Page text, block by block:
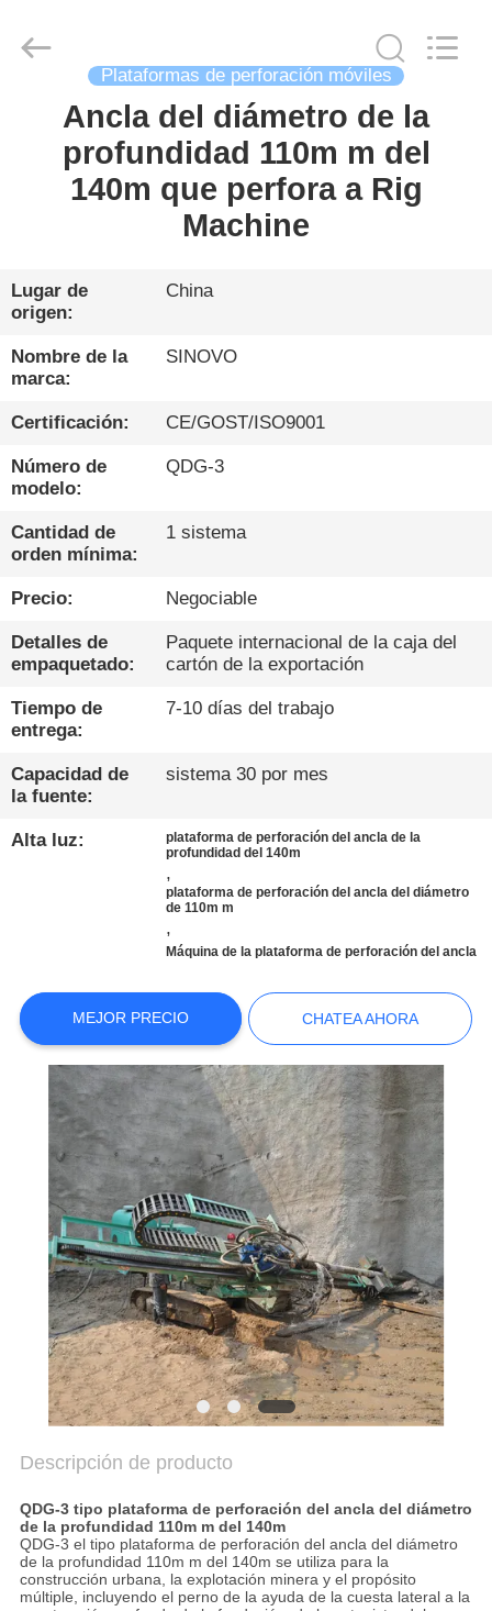
HOGAR
PRODUCTOS
SHOW
SOBRE
NOSOTROS
VIAJE
DE
LA
CONTROL
DE
CALIDAD
ÉNTRENOS
CONTACTO
AHORA
COMPANY
NEWS
MAPA
DEL
SITIO
POLÍTICA
PRIVACIDAD
Sinovo
Heavy
Plataformas de perforación móviles
Ancla del diámetro de la
profundidad 110m m del
140m que perfora a Rig
Machine
Lugar de
origen:
China
Nombre de la
marca:
SINOVO
Certificación: CE/GOST/ISO9001
Número de
modelo:
QDG-3
Cantidad de
orden mínima:
1 sistema
Precio: Negociable
Detalles de
empaquetado:
Paquete internacional de la caja del
cartón de la exportación
Tiempo de
entrega:
7-10 días del trabajo
Capacidad de
la fuente:
sistema 30 por mes
Alta luz:
plataforma de perforación del ancla de la
profundidad del 140m
,
plataforma de perforación del ancla del diámetro
de 110m m
,
Máquina de la plataforma de perforación del ancla
MEJOR PRECIO CHATEA AHORA
Descripción de producto
QDG-3 tipo plataforma de perforación del ancla del diámetro
de la profundidad 110m m del 140m
QDG-3 el tipo plataforma de perforación del ancla del diámetro
de la profundidad 110m m del 140m se utiliza para la
construcción urbana, la explotación minera y el propósito
múltiple, incluyendo el perno de la ayuda de la cuesta lateral a la